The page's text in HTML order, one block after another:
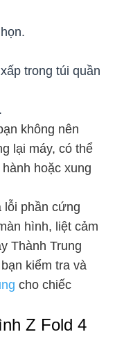
trong túi quần
không nên
lại máy, có thể
hoặc xung
lỗi phần cứng
hình, liệt cảm
Thành Trung
kiểm tra và
cho chiếc
Z Fold 4